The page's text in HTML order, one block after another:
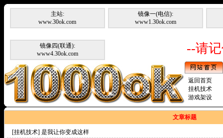
主站:
www.30ok.com
镜像一(电信):
www1.30ok.com
镜像四(联通):
www4.30ok.com
--请
返回首页
挂机技术
游戏架设
文章标题
[挂机技术] 是我让你变成这样